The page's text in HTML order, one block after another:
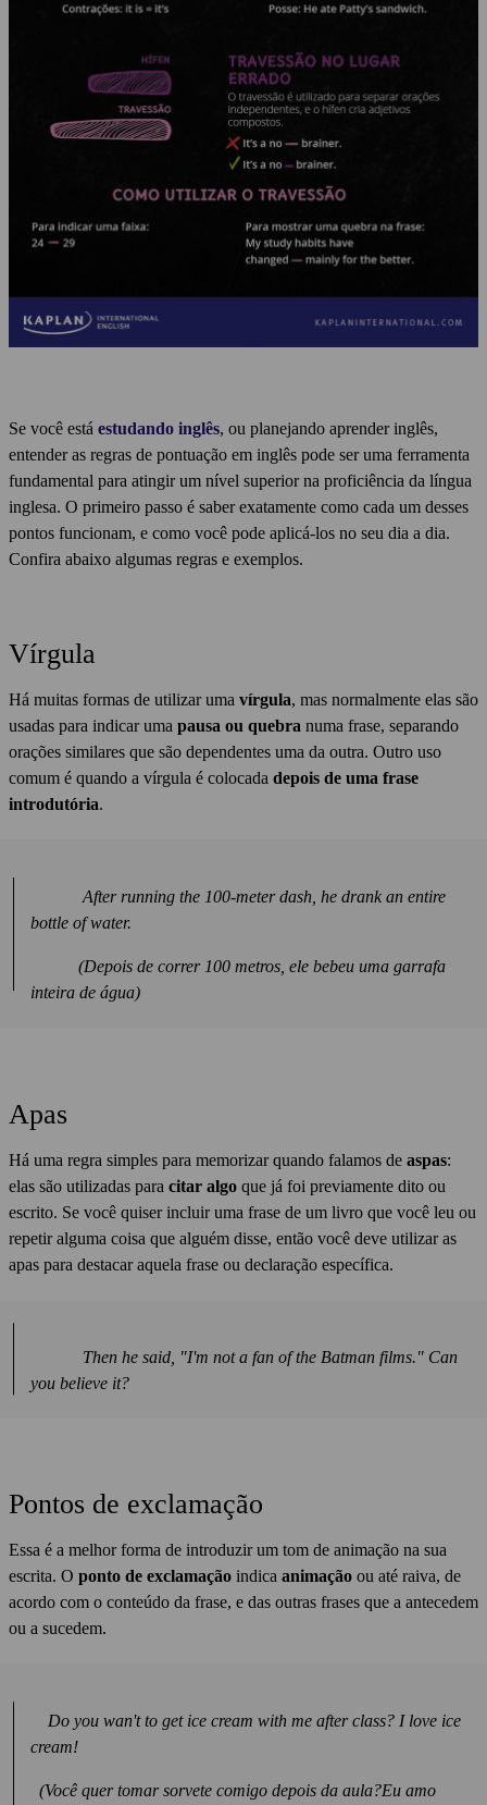
Se você está estudando inglês, ou planejando aprender inglês,
entender as regras de pontuação em inglês pode ser uma ferramenta
fundamental para atingir um nível superior na proficiência da língua
inglesa. O primeiro passo é saber exatamente como cada um desses
pontos funcionam, e como você pode aplicá-los no seu dia a dia.
Confira abaixo algumas regras e exemplos.
Vírgula
Há muitas formas de utilizar uma vírgula, mas normalmente elas são
usadas para indicar uma pausa ou quebra numa frase, separando
orações similares que são dependentes uma da outra. Outro uso
comum é quando a vírgula é colocada depois de uma frase
introdutória.
After running the 100-meter dash, he drank an entire
bottle of water.
(Depois de correr 100 metros, ele bebeu uma garrafa
inteira de água)
Apas
Há uma regra simples para memorizar quando falamos de aspas:
elas são utilizadas para citar algo que já foi previamente dito ou
escrito. Se você quiser incluir uma frase de um livro que você leu ou
repetir alguma coisa que alguém disse, então você deve utilizar as
apas para destacar aquela frase ou declaração específica.
Then he said, "I'm not a fan of the Batman films." Can
you believe it?
Pontos de exclamação
Essa é a melhor forma de introduzir um tom de animação na sua
escrita. O ponto de exclamação indica animação ou até raiva, de
acordo com o conteúdo da frase, e das outras frases que a antecedem
ou a sucedem.
Do you wan't to get ice cream with me after class? I love ice
cream!
(Você quer tomar sorvete comigo depois da aula?Eu amo